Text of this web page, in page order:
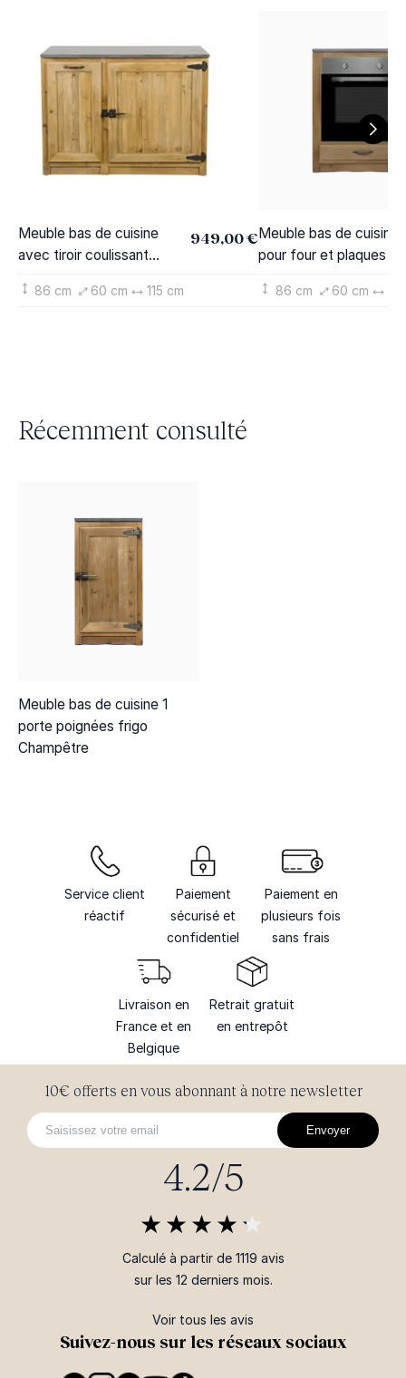
Meuble bas de cuisine
avec tiroir coulissant
949,00 €
86 cm 60 cm 115 cm
Meuble bas de cuisine
pour four et plaques de
86 cm 60 cm
Récemment consulté
Meuble bas de cuisine 1
porte poignées frigo
Champêtre
Service client
réactif
Paiement
sécurisé et
confidentiel
Paiement en
plusieurs fois
sans frais
Livraison en
France et en
Belgique
Retrait gratuit
en entrepôt
Suivez-nous sur les réseaux sociaux
10€ offerts en vous abonnant à notre newsletter
Envoyer
4.2/5
Calculé à partir de 1119 avis
sur les 12 derniers mois.
Voir tous les avis